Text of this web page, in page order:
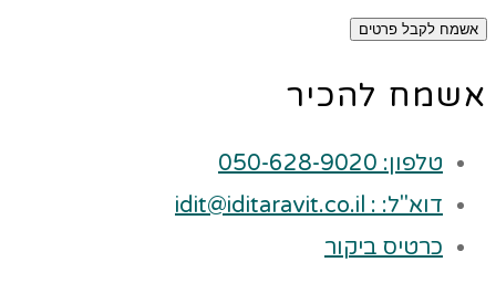
אשמח לקבל פרטים
אשמח להכיר
טלפון: 050-628-9020
דוא"ל: : idit@iditaravit.co.il
כרטיס ביקור